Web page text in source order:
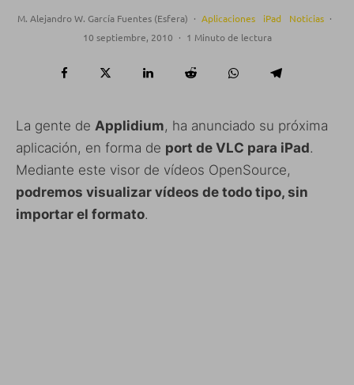
M. Alejandro W. García Fuentes (Esfera) · Aplicaciones iPad Noticias ·
10 septiembre, 2010 · 1 Minuto de lectura
La gente de Applidium, ha anunciado su próxima
aplicación, en forma de port de VLC para iPad.
Mediante este visor de vídeos OpenSource,
podremos visualizar vídeos de todo tipo, sin
importar el formato.